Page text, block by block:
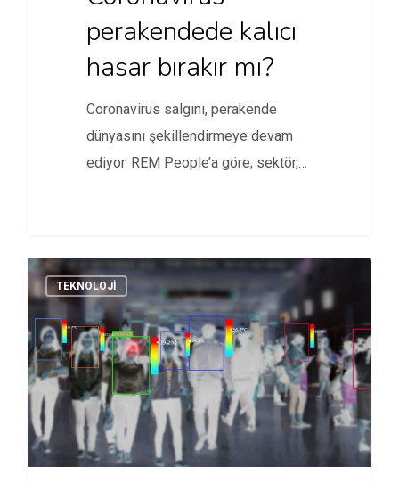
perakendede kalıcı
hasar bırakır mı?
Coronavirus salgını, perakende
dünyasını şekillendirmeye devam
ediyor. REM People’a göre; sektör,
TEKNOLOJI